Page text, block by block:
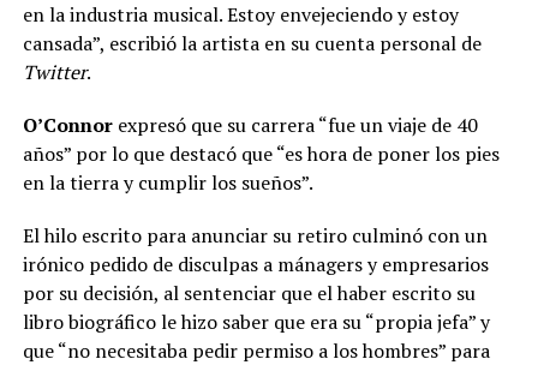
en la industria musical. Estoy envejeciendo y estoy
cansada”, escribió la artista en su cuenta personal de
Twitter.
O’Connor expresó que su carrera “fue un viaje de 40
años” por lo que destacó que “es hora de poner los pies
en la tierra y cumplir los sueños”.
El hilo escrito para anunciar su retiro culminó con un
irónico pedido de disculpas a mánagers y empresarios
por su decisión, al sentenciar que el haber escrito su
libro biográfico le hizo saber que era su “propia jefa” y
que “no necesitaba pedir permiso a los hombres” para